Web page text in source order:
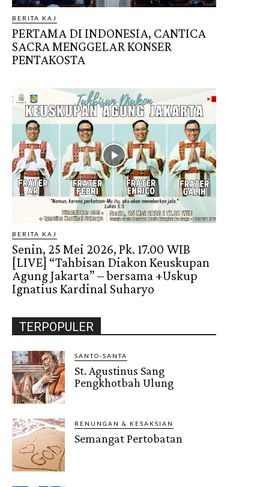
BERITA KAJ
PERTAMA DI INDONESIA, CANTICA
SACRA MENGGELAR KONSER
PENTAKOSTA
BERITA KAJ
Senin, 25 Mei 2026, Pk. 17.00 WIB
[LIVE] “Tahbisan Diakon Keuskupan
Agung Jakarta” – bersama +Uskup
Ignatius Kardinal Suharyo
TERPOPULER
SANTO-SANTA
St. Agustinus Sang
Pengkhotbah Ulung
RENUNGAN & KESAKSIAN
Semangat Pertobatan